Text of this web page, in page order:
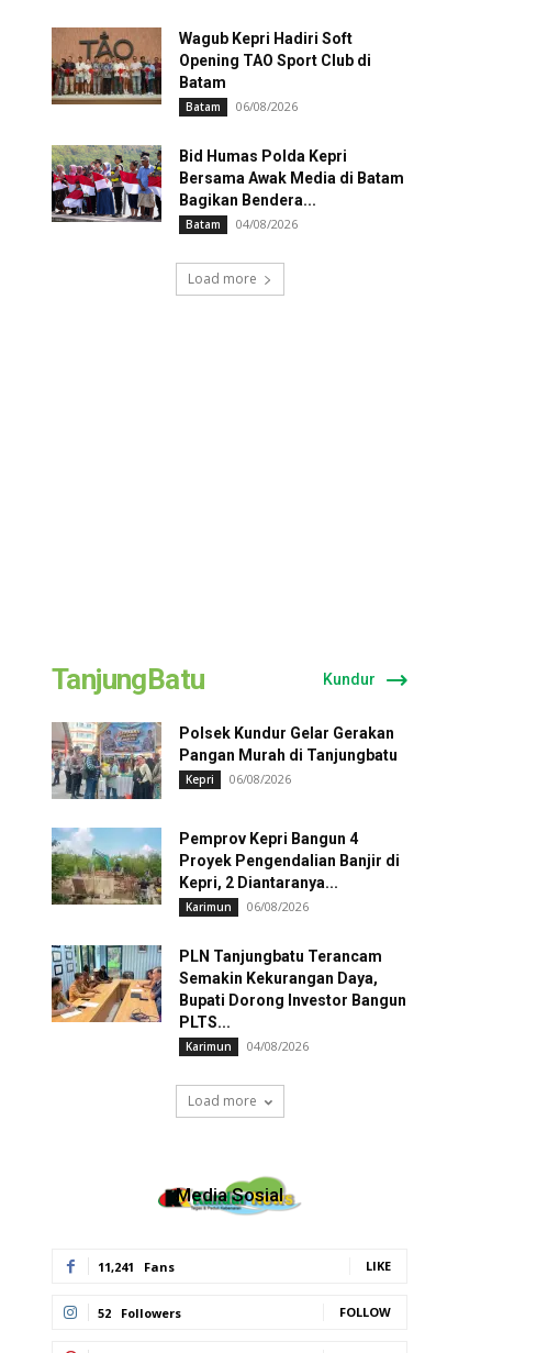
Wagub Kepri Hadiri Soft
Opening TAO Sport Club di
Batam
Batam 06/08/2026
Bid Humas Polda Kepri
Bersama Awak Media di Batam
Bagikan Bendera...
Batam 04/08/2026
Load more
TanjungBatu Kundur
Polsek Kundur Gelar Gerakan
Pangan Murah di Tanjungbatu
Kepri 06/08/2026
Pemprov Kepri Bangun 4
Proyek Pengendalian Banjir di
Kepri, 2 Diantaranya...
Karimun 06/08/2026
PLN Tanjungbatu Terancam
Semakin Kekurangan Daya,
Bupati Dorong Investor Bangun
PLTS...
Karimun 04/08/2026
Load more
Media Sosial
11,241 Fans LIKE
52 Followers FOLLOW